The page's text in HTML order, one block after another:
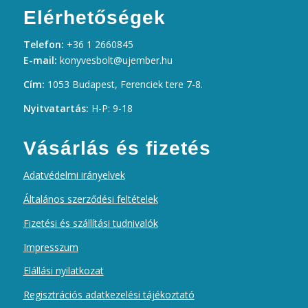
Elérhetőségek
Telefon: +36 1 2660845
E-mail: konyvesbolt@ujember.hu
Cím: 1053 Budapest, Ferenciek tere 7-8.
Nyitvatartás: H-P: 9-18
Vásárlás és fizetés
Adatvédelmi irányelvek
Általános szerződési feltételek
Fizetési és szállítási tudnivalók
Impresszum
Elállási nyilatkozat
Regisztrációs adatkezelési tájékoztató